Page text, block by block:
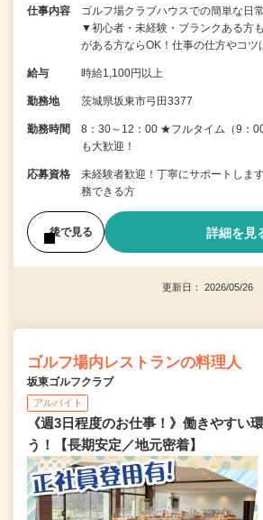
仕事内容
ゴルフ場クラブハウスでの簡単な日
▼初心者・未経験・ブランクある方
がある方ならOK！仕事の仕方やコツ
給与 時給1,100円以上
勤務地 茨城県坂東市弓田3377
勤務時間
8：30～12：00 ★フルタイム（9：
も大歓迎！
応募資格
未経験者歓迎！丁寧にサポートし
務できる方
後で見る 詳細を見
更新日： 2026/05/26
ゴルフ場内レストランの料理人
坂東ゴルフクラブ
アルバイト
《週3日程度のお仕事！》働きやすい
う！【長期安定／地元密着】